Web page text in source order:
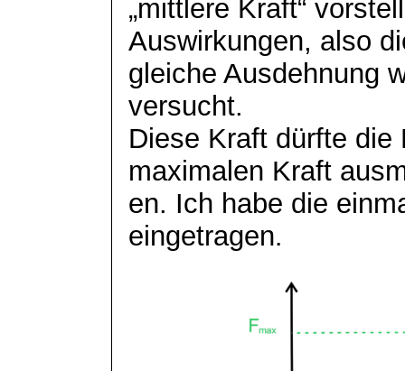
„mittlere Kraft“
Auswirkungen, also
gleiche Ausdehnung
versucht.
Diese Kraft dürfte die
maximalen Kraft
en. Ich habe die
eingetragen.